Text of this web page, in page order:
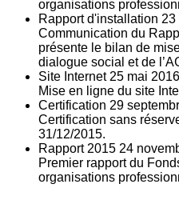
organisations
Rapport d'installation 23
Communication du
présente le bilan de
dialogue social et de
Site Internet 25 mai 2016
Mise en ligne du site
Certification 29
Certification sans
31/12/2015.
Rapport 2015 24
Premier rapport du
organisations